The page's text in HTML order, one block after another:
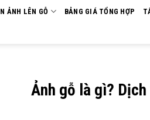
ẢNH LÊN GỖ BẢNG GIÁ TỔNG HỢP
Ảnh gỗ là gì?